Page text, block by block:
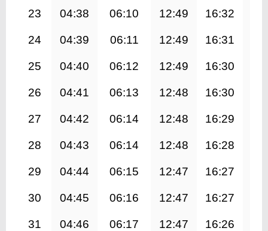
23 04:38 06:10 12:49 16:32
24 04:39 06:11 12:49 16:31
25 04:40 06:12 12:49 16:30
26 04:41 06:13 12:48 16:30
27 04:42 06:14 12:48 16:29
28 04:43 06:14 12:48 16:28
29 04:44 06:15 12:47 16:27
30 04:45 06:16 12:47 16:27
31 04:46 06:17 12:47 16:26